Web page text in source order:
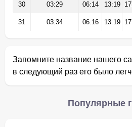
30 03:29 06:14 13:19
31 03:34 06:16 13:19
Запомните название нашего
в следующий раз его было
Популярные